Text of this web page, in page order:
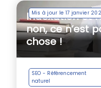
Mis à jour le 17 janvier
Indexation et
non, ce n’est
chose !
SEO - Référencement
naturel